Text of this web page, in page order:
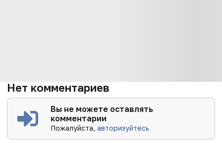
Нет комментариев
Вы не можете оставлять
комментарии
Пожалуйста,авторизуйтесь